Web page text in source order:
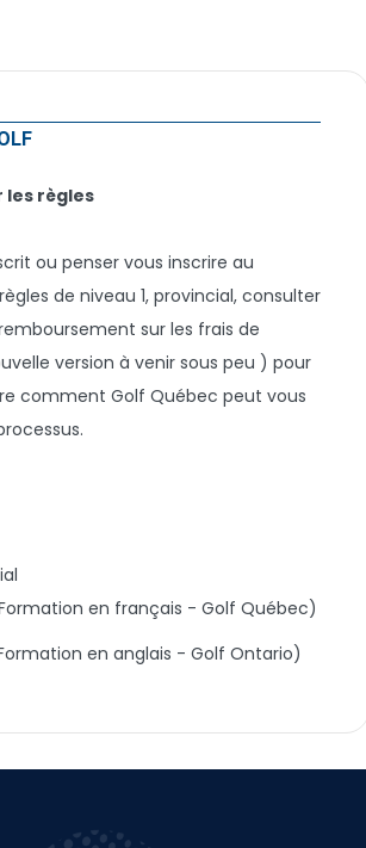
les règles
ou penser vous inscrire au
de niveau 1, provincial, consulter
sur les frais de
version à venir sous peu ) pour
comment Golf Québec peut vous
en français - Golf Québec)
en anglais - Golf Ontario)